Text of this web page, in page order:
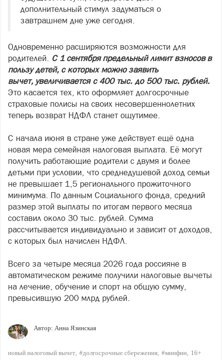
дополнительный стимул задуматься о
завтрашнем дне уже сегодня.
Одновременно расширяются возможности для
родителей. С 1 сентября предельный лимит взносов в
пользу детей, с которых можно заявить
вычет, увеличивается с 400 тыс. до 500 тыс. рублей.
Это касается тех, кто оформляет долгосрочные
страховые полисы на своих несовершеннолетних
теперь возврат НДФЛ станет ощутимее.
С начала июня в стране уже действует ещё одна
новая мера семейная налоговая выплата. Её могут
получить работающие родители с двумя и более
детьми при условии, что среднедушевой доход семьи
не превышает 1,5 регионального прожиточного
минимума. По данным Социального фонда, средний
размер этой выплаты по итогам первого месяца
составил около 30 тыс. рублей. Сумма
рассчитывается индивидуально и зависит от доходов,
с которых был начислен НДФЛ.
Всего за четыре месяца 2026 года россияне в
автоматическом режиме получили налоговые вычеты
на лечение, обучение и спорт на общую сумму,
превысившую 200 млрд рублей.
Автор: Анна Язинская
новый налоговый вычет #долгосрочные сбережения #минфин 16+